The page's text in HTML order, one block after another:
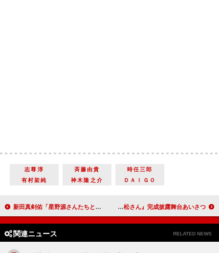
志尊淳 斉藤由貴
時任三郎
有村架純
神木隆之介 ＤＡＩＧＯ
新田真剣佑「星野源さんたちとみんなで来たい」 バレンタインは「平和にカフェにいました」 櫻井孝宏、１８歳の自分に「このままいけば何とかなる」 『えいがのおそ松さん』完成披露舞台あいさつ
関連ニュース RELATED NEWS